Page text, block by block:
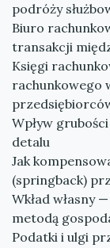
podróży
Biuro
transakcji
Księgi
rachunkowego
Wpływ
detalu
Jak
(springback)
Wkład własny
metodą
Podatki i ulgi